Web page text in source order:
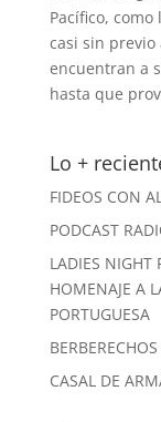
Pacífico,
casi sin previo
encuentran a
hasta que
Lo +
FIDEOS CON
PODCAST
LADIES NIGHT
HOMENAJE A
PORTUGUESA
CASAL DE